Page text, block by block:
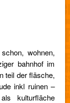
wohnen,
bahnhof im
teil der fläsche,
inkl ruinen –
kulturfläche